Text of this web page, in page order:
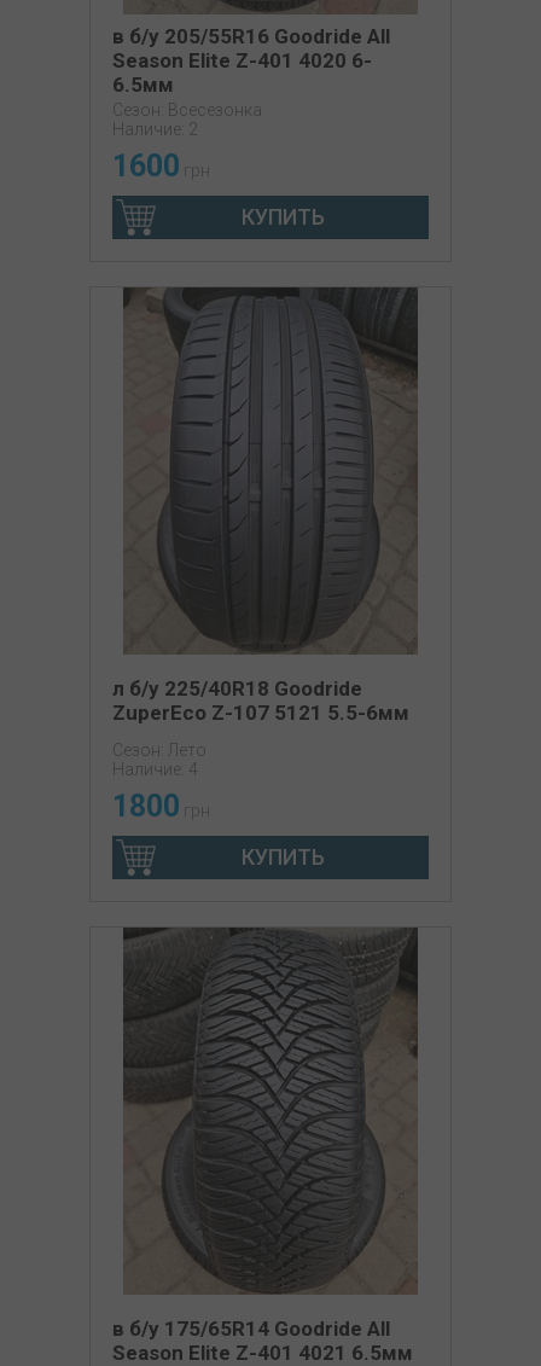
в б/у 205/55R16 Goodride All
Season Elite Z-401 4020 6-
6.5мм
Сезон: Всесезонка
Наличие: 2
1600 грн
КУПИТЬ
л б/у 225/40R18 Goodride
ZuperEco Z-107 5121 5.5-6мм
Сезон: Лето
Наличие: 4
1800 грн
КУПИТЬ
в б/у 175/65R14 Goodride All
Season Elite Z-401 4021 6.5мм